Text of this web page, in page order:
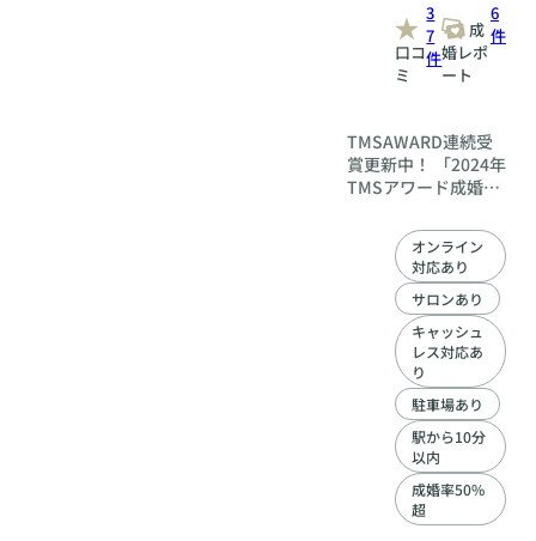
口コ
ミ
3
7
件
成
婚レポ
ート
6
件
TMSAWARD連続受
賞更新中！ 「2024年
TMSアワード成婚率
(成婚率100%)」の圧
倒的な成婚実績。 結
婚27年の夫婦が運営
する大阪・岸和田の
結婚相談所です。 受
入れ人数の上限を定
めており、会員様は
常時30名前後。
JLCA認定カウンセラ
ーが在籍。男性目
線、女性目線の双方
からサポート。 ハー
トマリーオリジナル
プログラム「0.5歩婚
オンライン
対応あり
サロンあり
キャッシュ
レス対応あ
り
駐車場あり
駅から10分
以内
成婚率50%
超